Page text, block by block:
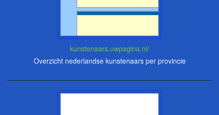
kunstenaars.uwpagina.nl/
Overzicht nederlandse kunstenaars per provincie